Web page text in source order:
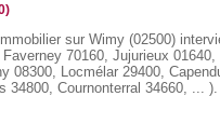
sur Wimy (02500)
70160, Jujurieux
08300, Locmélar 29400,
34800, Cournonterral 34660,